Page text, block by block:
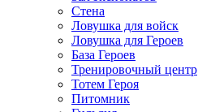
Стена
Ловушка для войск
Ловушка для Героев
База Героев
Тренировочный центр
Тотем Героя
Питомник